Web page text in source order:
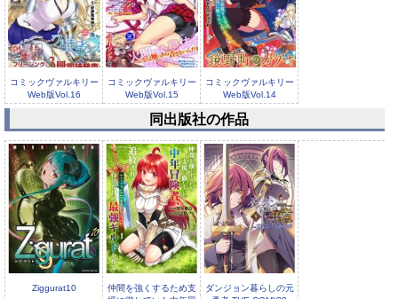
コミックヴァルキリー
Web版Vol.16
コミックヴァルキリー
Web版Vol.15
コミックヴァルキリー
Web版Vol.14
コミックヴァルキリー
Web版Vol.13
同出版社の作品
Ziggurat10
仲間を強くするため支
ダンジョン暮らしの元